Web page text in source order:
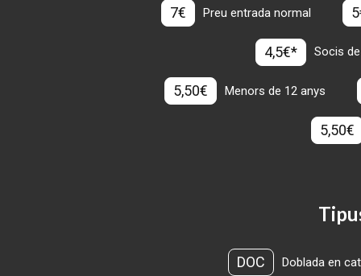
7€ Preu entrada normal
4,5€* Socis
5,50€ Menors de 12 anys
5,50€
DOC Doblada en